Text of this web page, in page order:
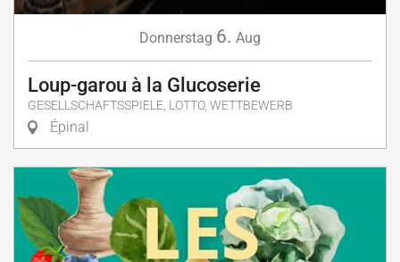
Donnerstag 6. Aug
Loup-garou à la Glucoserie
GESELLSCHAFTSSPIELE, LOTTO, WETTBEWERB
Épinal